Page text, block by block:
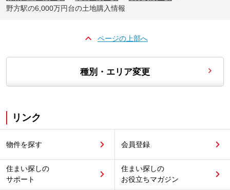
野方駅の6,000万円台の土地購入情報
ページの上部へ
種別・エリア変更
リンク
物件を探す 会員登録
住まい探しの
サポート
住まい探しの
お役立ちマガジン